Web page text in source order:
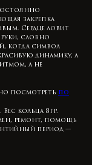
закрепка
Сердце ловит
словно
когда символ
динамику, а
а не
посмотреть по
кольца 8гр.
ремонт, помощь
период —